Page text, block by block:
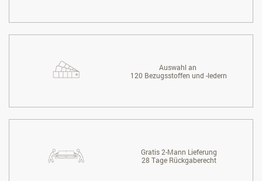
Auswahl an
120 Bezugsstoffen und -ledern
Gratis 2-Mann Lieferung
28 Tage Rückgaberecht